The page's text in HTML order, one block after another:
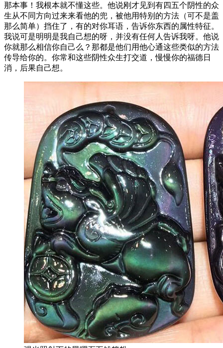
那本事！我根本就不懂这些。他说刚才见到有四五个阴性的众
生从不同方向过来来看他的兜，被他用特别的方法（可不是盖
那么简单）挡住了，有的对你耳语，告诉你东西的属性特征。
我说可是明明是我自己想的呀，并没有任何人告诉我呀。他说
你就那么相信你自己么？那都是他们用他心通这些类似的方法
传导给你的。你常和这些阴性众生打交道，慢慢你的福德日
消，后果自己想。